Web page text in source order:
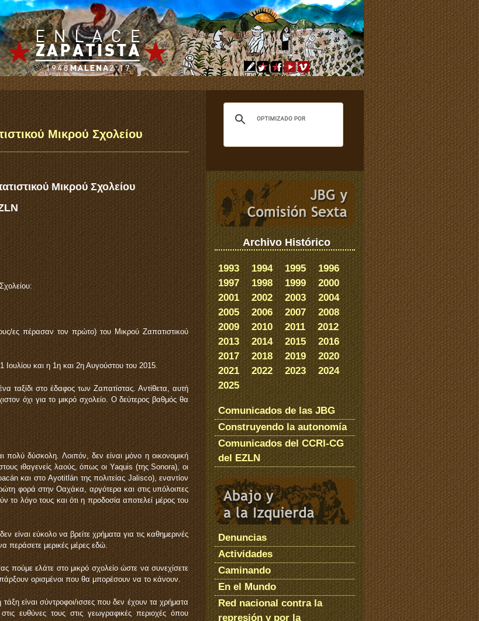
Μικρού Σχολείου
Μικρού Σχολείου
ες πέρασαν τον πρώτο) του Μικρού Ζαπατιστικού
Ιουλίου και η 1η και 2η Αυγούστου του 2015.
ταξίδι στο έδαφος των Ζαπατίστας. Αντίθετα, αυτή
όχι για το μικρό σχολείο. Ο δεύτερος βαθμός θα
πολύ δύσκολη. Λοιπόν, δεν είναι μόνο η οικονομική
ιθαγενείς λαούς, όπως οι Yaquis (της Sonora), οι
και στο Ayotitlán της πολιτείας Jalisco), εναντίον
φορά στην Οαχάκα, αργότερα και στις υπόλοιπες
το λόγο τους και ότι η προδοσία αποτελεί μέρος του
είναι εύκολο να βρείτε χρήματα για τις καθημερινές
περάσετε μερικές μέρες εδώ.
πούμε ελάτε στο μικρό σχολείο ώστε να συνεχίσετε
ορισμένοι που θα μπορέσουν να το κάνουν.
είναι σύντροφοι/ισσες που δεν έχουν τα χρήματα
ευθύνες τους στις γεωγραφικές περιοχές όπου
Archivo Histórico
1993 1994 1995
1996
1997
1998 1999
2000
2001
2002 2003
2004
2005
2006 2007
2008
2009
2010 2011
2012
2013
2014 2015
2016
2017
2018 2019
2020
2021
2022 2023
2024
2025
Comunicados de las JBG
Construyendo la autonomía
Comunicados del CCRI-CG
del EZLN
Denuncias
Actividades
Caminando
En el Mundo
Red nacional contra la
represión y por la